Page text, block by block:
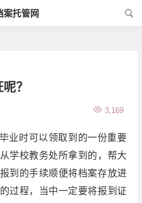
案托管网
？
3,169
业时可以领取到的一份重要
学校教务处所拿到的，帮大
到的手续顺便将档案存放进
过程，当中一定要将报到证